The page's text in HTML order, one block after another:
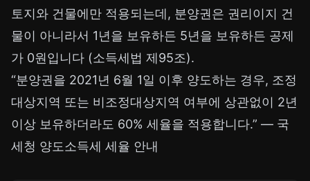
토지와 건물에만 적용되는데, 분양권은 권리이지 건
물이 아니라서 1년을 보유하든 5년을 보유하든 공제
가 0원입니다 (소득세법 제95조).
“분양권을 2021년 6월 1일 이후 양도하는 경우, 조정
대상지역 또는 비조정대상지역 여부에 상관없이 2년
이상 보유하더라도 60% 세율을 적용합니다.” — 국
세청 양도소득세 세율 안내